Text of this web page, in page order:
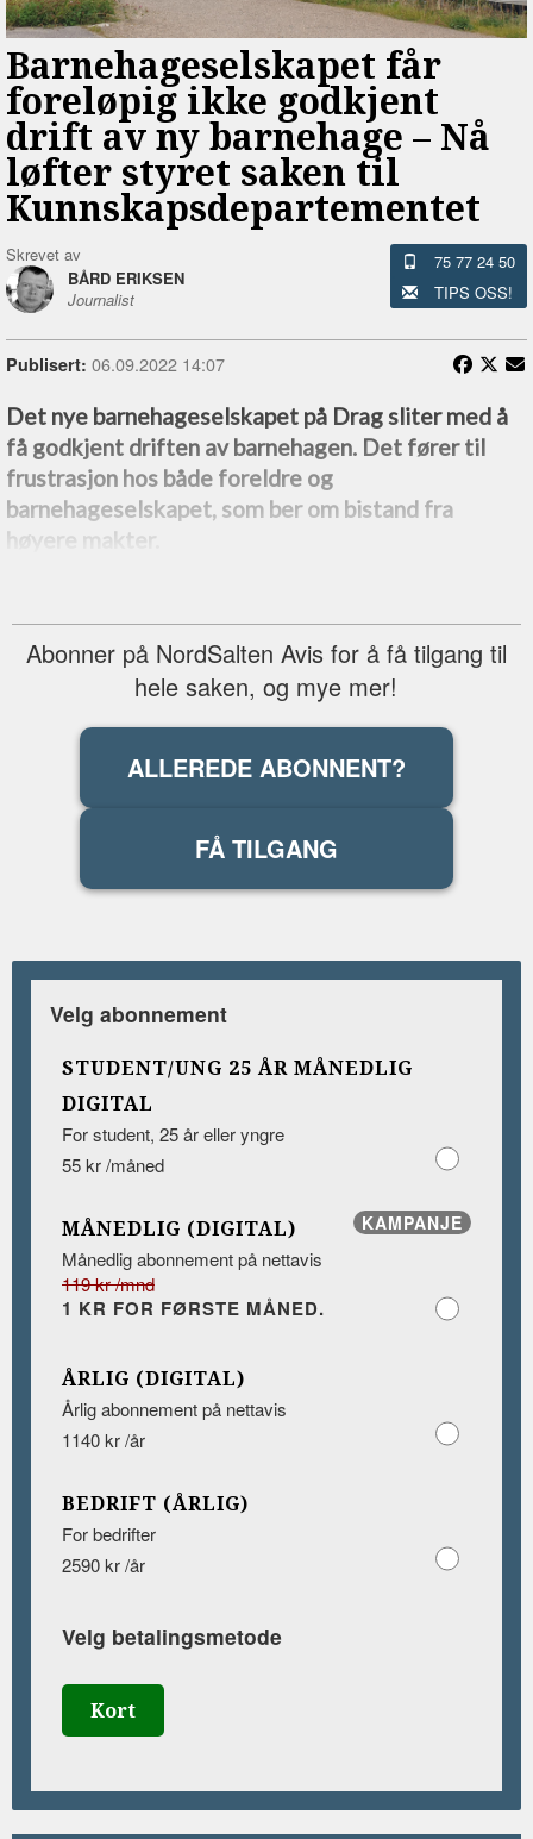
Barnehageselskapet får
foreløpig ikke godkjent
drift av ny barnehage –⁠ Nå
løfter styret saken til
Kunnskapsdepartementet
Skrevet av
BÅRD ERIKSEN
Journalist
75 77 24 50
TIPS OSS!
Publisert: 06.09.2022 14:07
Det nye barnehageselskapet på Drag sliter med å
få godkjent driften av barnehagen. Det fører til
frustrasjon hos både foreldre og
barnehageselskapet, som ber om bistand fra
høyere makter.
Abonner på NordSalten Avis for å få tilgang til
hele saken, og mye mer!
ALLEREDE ABONNENT?
FÅ TILGANG
Velg abonnement
STUDENT/UNG 25 ÅR MÅNEDLIG
DIGITAL
For student, 25 år eller yngre
55 kr /måned
KAMPANJE
MÅNEDLIG (DIGITAL)
Månedlig abonnement på nettavis
119 kr /mnd
1 KR FOR FØRSTE MÅNED.
ÅRLIG (DIGITAL)
Årlig abonnement på nettavis
1140 kr /år
BEDRIFT (ÅRLIG)
For bedrifter
2590 kr /år
Velg betalingsmetode
Kort